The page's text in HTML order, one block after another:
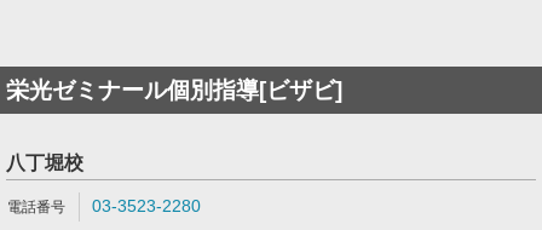
栄光ゼミナール個別指導[ビザビ]
八丁堀校
03-3523-2280